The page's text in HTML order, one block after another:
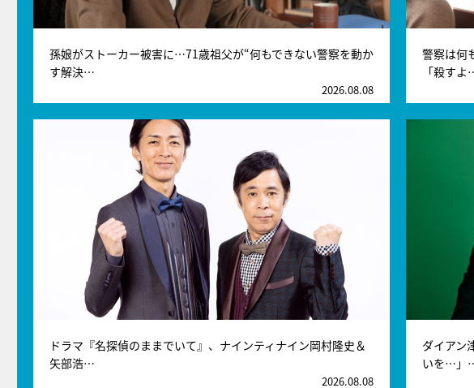
孫娘がストーカー被害に…71歳祖父が“何もできない警察を動か
す解決…
2026.08.08
警察は何
「殺す
ドラマ『名探偵のままでいて』、ナインティナイン岡村隆史＆
矢部浩…
2026.08.08
ダイアン
いを…」